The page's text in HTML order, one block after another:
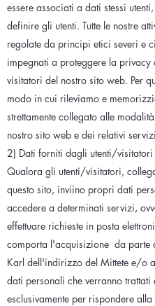
essere associati a dati stessi
definire gli utenti. Tutte le nostre
regolate da principi etici severi e
impegnati a proteggere la privacy
visitatori del nostro sito web. Per
modo in cui rileviamo e
strettamente collegato alle
nostro sito web e dei relativi
2) Dati forniti dagli utenti/visitatori
Qualora gli utenti/visitatori,
questo sito, inviino propri dati
accedere a determinati servizi,
effettuare richieste in posta
comporta l'acquisizione da parte
Karl dell'indirizzo del Mittete e/o
dati personali che verranno trattati
esclusivamente per rispondere